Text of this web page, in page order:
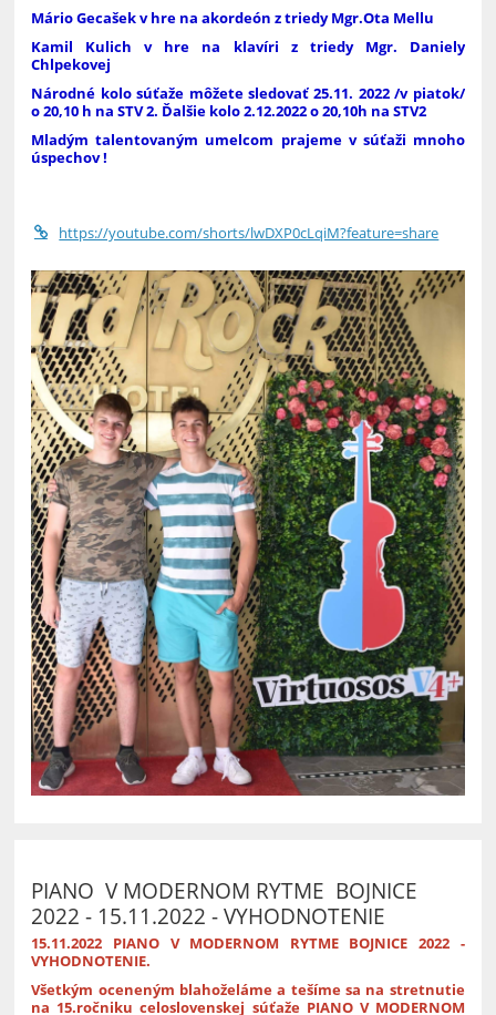
Mário Gecašek v hre na akordeón z triedy Mgr.Ota Mellu
Kamil Kulich v hre na klavíri z triedy Mgr. Daniely
Chlpekovej
Národné kolo súťaže môžete sledovať 25.11. 2022 /v piatok/
o 20,10 h na STV 2. Ďalšie kolo 2.12.2022 o 20,10h na STV2
Mladým talentovaným umelcom prajeme v súťaži mnoho
úspechov !
https://youtube.com/shorts/lwDXP0cLqiM?feature=share
PIANO V MODERNOM RYTME BOJNICE
2022 - 15.11.2022 - VYHODNOTENIE
15.11.2022 PIANO V MODERNOM RYTME BOJNICE 2022 -
VYHODNOTENIE.
Všetkým oceneným blahoželáme a tešíme sa na stretnutie
na 15.ročniku celoslovenskej súťaže PIANO V MODERNOM